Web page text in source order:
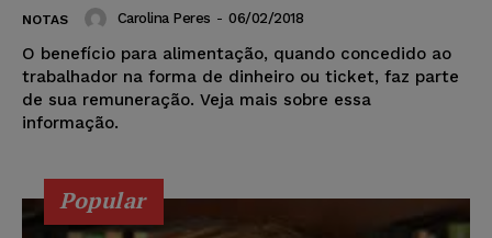
NOTAS Carolina Peres - 06/02/2018
O benefício para alimentação, quando concedido ao
trabalhador na forma de dinheiro ou ticket, faz parte
de sua remuneração. Veja mais sobre essa
informação.
Popular